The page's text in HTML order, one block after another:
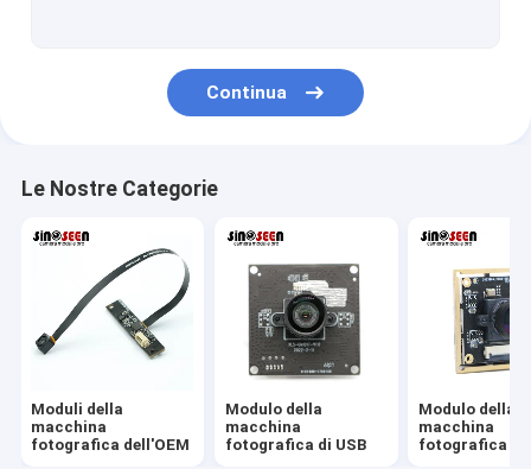
Modulo globale della macchina fotografica dell'otturatore
Modulo doppio della macchina fotografica della lente
Modulo della macchina fotografica di riconoscimento di
modulo del webcam del computer portatile
1MP Camera Module
Continua
Le Nostre Categorie
Moduli della
macchina
fotografica dell'OEM
Modulo della
macchina
fotografica di USB
Modulo della
macchina
fotografica di